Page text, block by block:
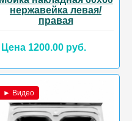
нержавейка левая/
правая
Цена 1200.00 руб.
► Видео